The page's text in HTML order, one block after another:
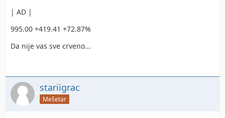
| AD |
995.00 +419.41 +72.87%
Da nije vas sve crveno...
stariigrac
Mešetar